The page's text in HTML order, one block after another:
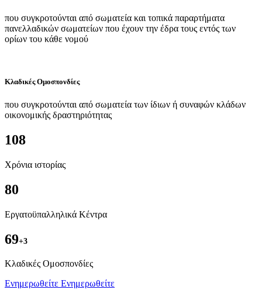
που συγκροτούνται από σωματεία και τοπικά παραρτήματα
πανελλαδικών σωματείων που έχουν την έδρα τους εντός των
ορίων του κάθε νομού
Κλαδικές Ομοσπονδίες
που συγκροτούνται από σωματεία των ίδιων ή συναφών κλάδων
οικονομικής δραστηριότητας
108
Χρόνια ιστορίας
80
Εργατοϋπαλληλικά Κέντρα
69+3
Kλαδικές Ομοσπονδίες
Ενημερωθείτε Ενημερωθείτε